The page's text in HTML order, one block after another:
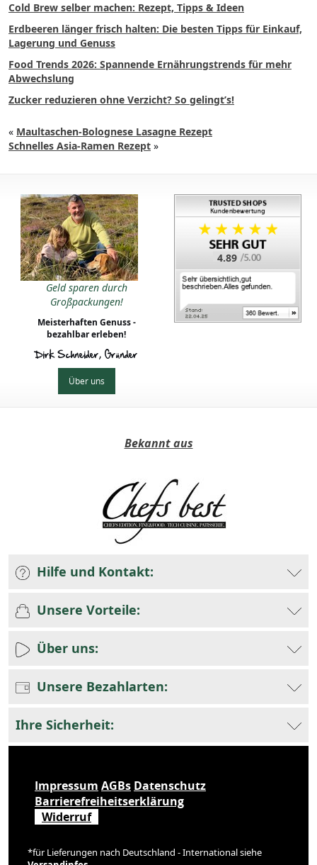
Cold Brew selber machen: Rezept, Tipps & Ideen
Erdbeeren länger frisch halten: Die besten Tipps für Einkauf,
Lagerung und Genuss
Food Trends 2026: Spannende Ernährungstrends für mehr
Abwechslung
Zucker reduzieren ohne Verzicht? So gelingt’s!
« Maultaschen-Bolognese Lasagne Rezept
Schnelles Asia-Ramen Rezept »
Geld sparen durch
Großpackungen!
Meisterhaften Genuss -
bezahlbar erleben!
Dirk Schneider, Gründer
Über uns
4.89
Bekannt aus
Hilfe und Kontakt:
Unsere Vorteile:
Über uns:
Unsere Bezahlarten:
Ihre Sicherheit:
Impressum AGBs Datenschutz
Barrierefreiheitserklärung
Widerruf
*für Lieferungen nach Deutschland - International siehe